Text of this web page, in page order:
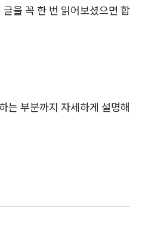
을 꼭 한 번 읽어보셨으면 합
는 부분까지 자세하게 설명해